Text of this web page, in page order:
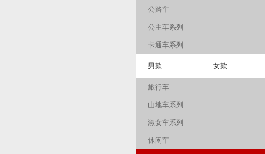
公路车
公主车系列
卡通车系列
男款 女款
旅行车
山地车系列
淑女车系列
休闲车